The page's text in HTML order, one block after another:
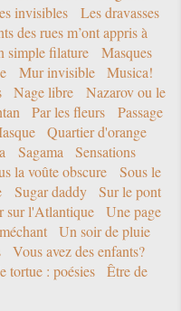
invisibles
Les dravasses
des rues m’ont appris à
simple filature
Masques
Mur invisible
Musica!
Nage libre
Nazarov ou le
Par les fleurs
Passage
Quartier d'orange
Sagama
Sensations
la voûte obscure
Sous le
Sugar daddy
Sur le pont
sur l'Atlantique
Une page
Un soir de pluie
Vous avez des enfants?
tortue : poésies
Être de